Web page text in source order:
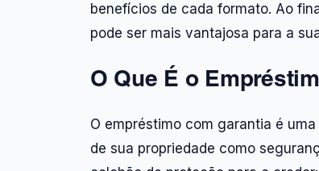
benefícios de cada formato. Ao
pode ser mais vantajosa para a
O Que É o
O empréstimo com garantia é
de sua propriedade como